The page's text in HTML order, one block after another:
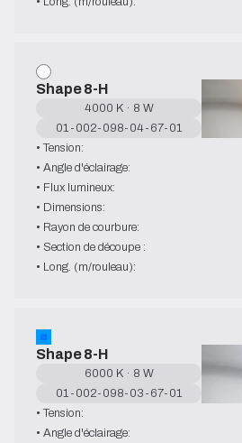
Shape 8-H
4000 K · 8 W
01-002-098-04-67-01
• Tension:
• Angle d'éclairage:
• Flux lumineux:
• Dimensions:
• Rayon de courbure:
• Section de découpe :
• Long. (m/rouleau):
Shape 8-H
6000 K · 8 W
01-002-098-03-67-01
• Tension:
• Angle d'éclairage: